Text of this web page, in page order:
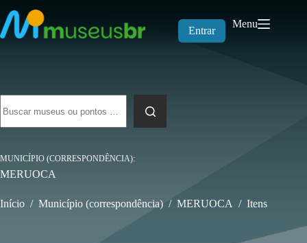
para
o
conteúdo
Entrar
Menu
resultados
MUNICÍPIO (CORRESPONDÊNCIA)
MERUOCA
Início / Município (correspondência) / MERUOCA / Itens